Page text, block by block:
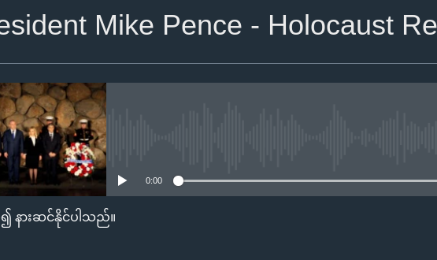
Mike Pence - Holocaust
0:00
နားဆင်နိုင်ပါသည်။